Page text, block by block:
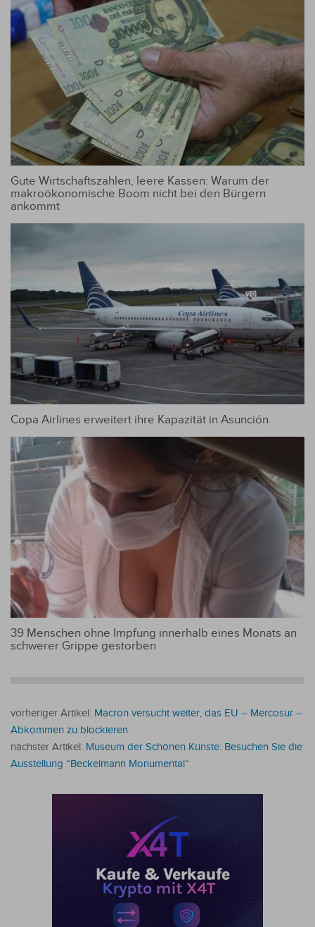
Gute Wirtschaftszahlen, leere Kassen: Warum der
makroökonomische Boom nicht bei den Bürgern
ankommt
Copa Airlines erweitert ihre Kapazität in Asunción
39 Menschen ohne Impfung innerhalb eines Monats an
schwerer Grippe gestorben
vorheriger Artikel: Macron versucht weiter, das EU – Mercosur –
Abkommen zu blockieren
nächster Artikel: Museum der Schönen Künste: Besuchen Sie die
Ausstellung “Beckelmann Monumental“